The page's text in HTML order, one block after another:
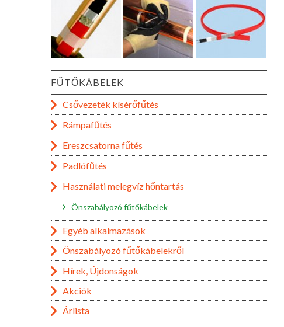
FŰTŐKÁBELEK
Csővezeték kísérőfűtés
Rámpafűtés
Ereszcsatorna fűtés
Padlófűtés
Használati melegvíz hőntartás
Önszabályozó fűtőkábelek
Egyéb alkalmazások
Önszabályozó fűtőkábelekről
Hírek, Újdonságok
Akciók
Árlista